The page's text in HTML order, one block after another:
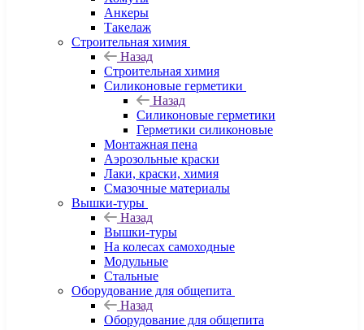
Анкеры
Такелаж
Строительная химия
Назад
Строительная химия
Силиконовые герметики
Назад
Силиконовые герметики
Герметики силиконовые
Монтажная пена
Аэрозольные краски
Лаки, краски, химия
Смазочные материалы
Вышки-туры
Назад
Вышки-туры
На колесах самоходные
Модульные
Стальные
Оборудование для общепита
Назад
Оборудование для общепита